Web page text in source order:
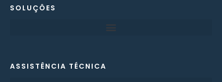
SOLUÇÔES
ASSISTÊNCIA TÉCNICA